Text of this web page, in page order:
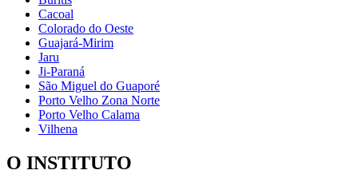
Cacoal
Colorado do Oeste
Guajará-Mirim
Jaru
Ji-Paraná
São Miguel do Guaporé
Porto Velho Zona Norte
Porto Velho Calama
Vilhena
O INSTITUTO